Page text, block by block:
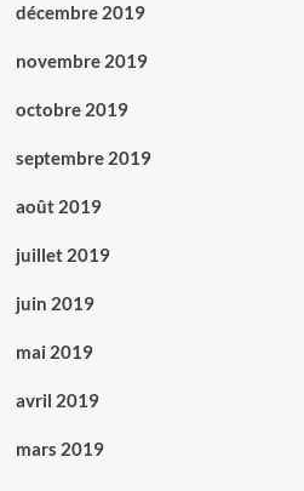
décembre 2019
novembre 2019
octobre 2019
septembre 2019
août 2019
juillet 2019
juin 2019
mai 2019
avril 2019
mars 2019